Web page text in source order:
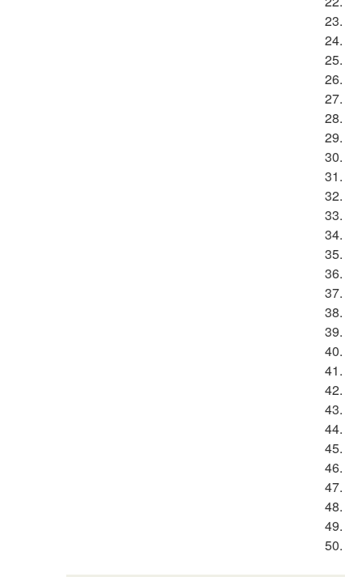
23.
24.
25.
26.
27.
28.
29.
30.
31.
32.
33.
34.
35.
36.
37.
38.
39.
40.
41.
42.
43.
44.
45.
46.
47.
48.
49.
50.